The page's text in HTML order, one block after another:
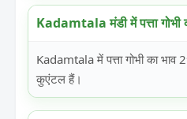
Kadamtala मंडी में पत्ता गोभी
Kadamtala में पत्ता गोभी का
कुएंटल हैं।